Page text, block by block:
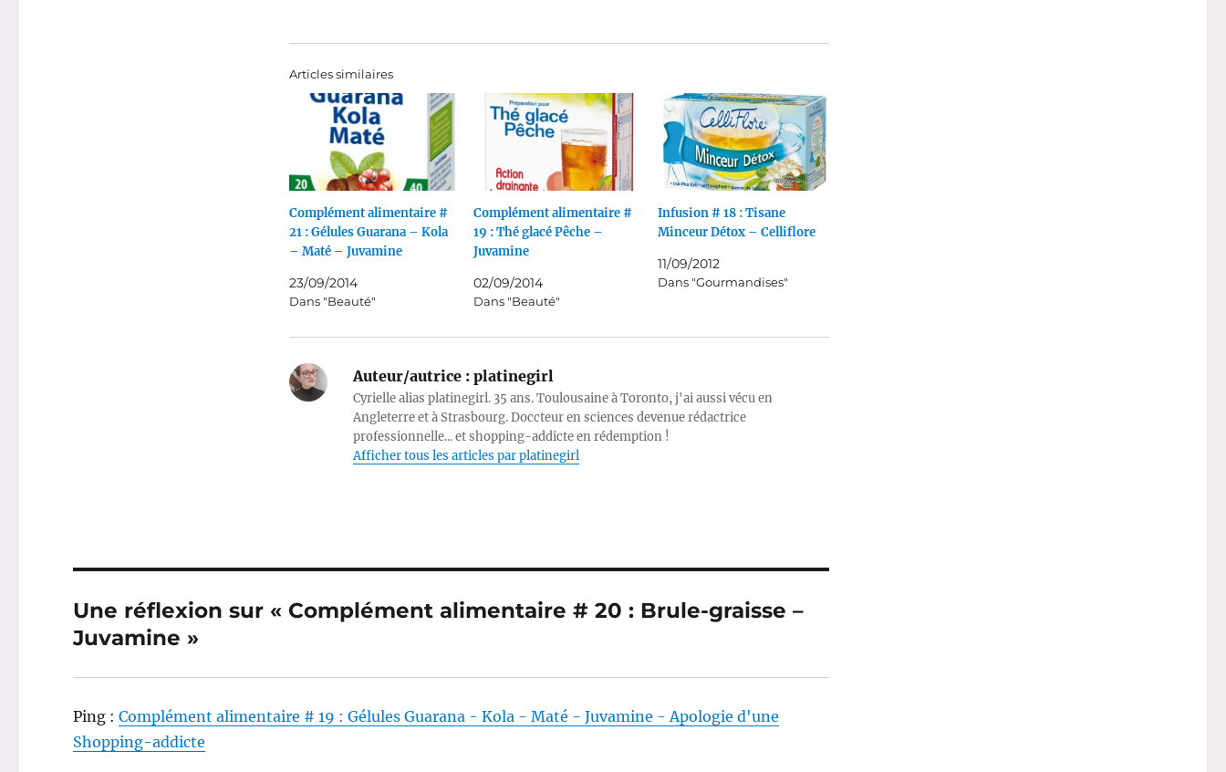
Articles similaires
Complément alimentaire #
21 : Gélules Guarana – Kola
– Maté – Juvamine
23/09/2014
Dans "Beauté"
Complément alimentaire #
19 : Thé glacé Pêche –
Juvamine
02/09/2014
Dans "Beauté"
Infusion # 18 : Tisane
Minceur Détox – Celliflore
11/09/2012
Dans "Gourmandises"
Auteur/autrice :platinegirl
Cyrielle alias platinegirl. 35 ans. Toulousaine à Toronto, j'ai aussi vécu en
Angleterre et à Strasbourg. Doccteur en sciences devenue rédactrice
professionnelle... et shopping-addicte en rédemption !
Afficher tous les articles par platinegirl
Une réflexion sur « Complément alimentaire # 20 : Brule-graisse –
Juvamine »
Ping :Complément alimentaire # 19 : Gélules Guarana - Kola - Maté - Juvamine - Apologie d'une
Shopping-addicte